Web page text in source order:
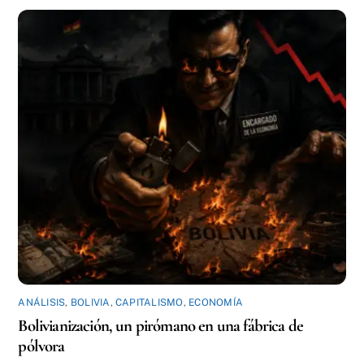
ANÁLISIS, BOLIVIA, CAPITALISMO, ECONOMÍA
Bolivianización, un pirómano en una fábrica de
pólvora